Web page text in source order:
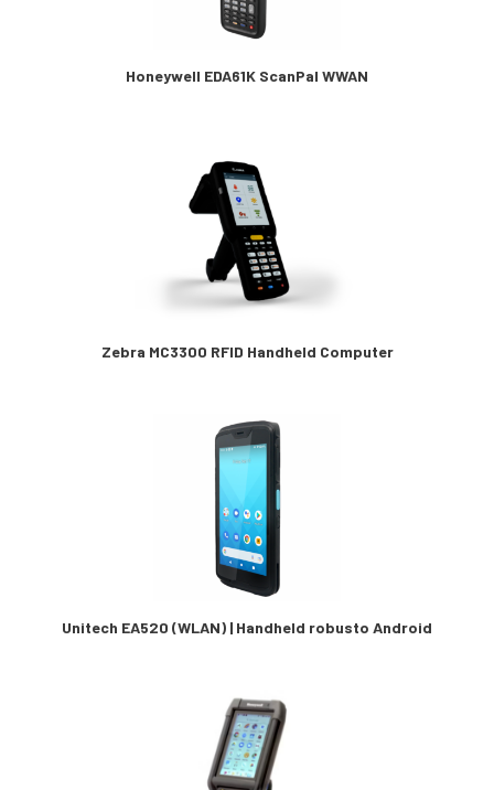
Honeywell EDA61K ScanPal WWAN
Zebra MC3300 RFID Handheld Computer
Unitech EA520 (WLAN) | Handheld robusto Android